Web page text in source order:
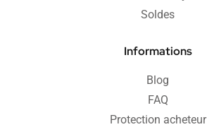
Soldes
Informations
Blog
FAQ
Protection acheteur